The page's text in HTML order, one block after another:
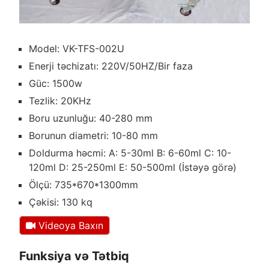
Model: VK-TFS-002U
Enerji təchizatı: 220V/50HZ/Bir faza
Güc: 1500w
Tezlik: 20KHz
Boru uzunluğu: 40-280 mm
Borunun diametri: 10-80 mm
Doldurma həcmi: A: 5-30ml B: 6-60ml C: 10-
120ml D: 25-250ml E: 50-500ml (İstəyə görə)
Ölçü: 735*670*1300mm
Çəkisi: 130 kq
Videoya Baxın
Funksiya və Tətbiq